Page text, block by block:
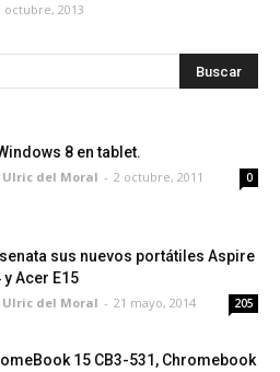
octubre, 2013
8 en tablet.
Ulric del Moral - 2 octubre, 2011 0
sus nuevos portátiles Aspire
y Acer E15
Ulric del Moral - 21 mayo, 2014 205
15 CB3-531, Chromebook